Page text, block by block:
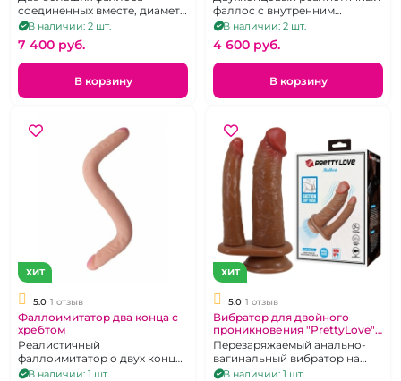
соединенных вместе, диаметр
9 см
В наличии: 2 шт.
7 400 pуб.
В корзину
фаллос с внутренним
хребтом
В наличии: 2 шт.
4 600 pуб.
В корзину
ХИТ
5.0 1 отзыв
Фаллоимитатор два конца с
хребтом
Реалистичный
фаллоимитатор о двух концах
из TPE телесного цвета.
В наличии: 1 шт.
ХИТ
5.0 1 отзыв
Вибратор для двойного
проникновения "PrettyLove"
на присоске
Перезаряжаемый анально-
вагинальный вибратор на
присоске с двумя головами
В наличии: 1 шт.